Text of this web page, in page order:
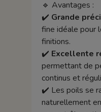
🔹 Avantages :
✔️ Grande
fine idéale pour
finitions.
✔️ Excellente
permettant de
continus et
✔️ Les poils se
naturellement en